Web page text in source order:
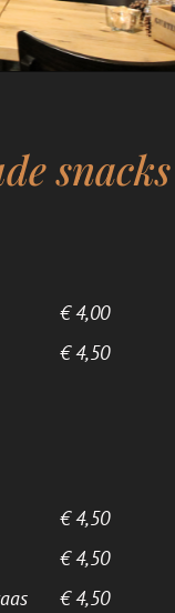
snacks
€ 4,00
€ 4,50
€ 4,50
€ 4,50
€ 4,50